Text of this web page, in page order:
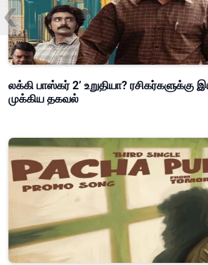
லக்கி பாஸ்கர் 2’ உறுதியா?
முக்கிய தகவல்